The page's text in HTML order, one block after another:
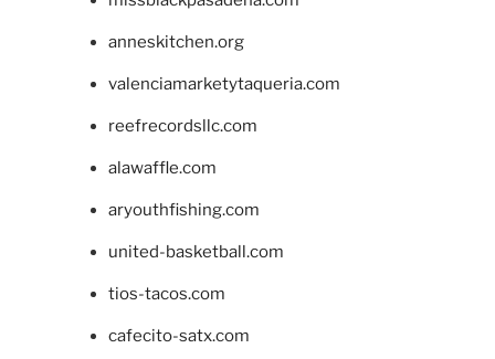
anneskitchen.org
valenciamarketytaqueria.com
reefrecordsllc.com
alawaffle.com
aryouthfishing.com
united-basketball.com
tios-tacos.com
cafecito-satx.com